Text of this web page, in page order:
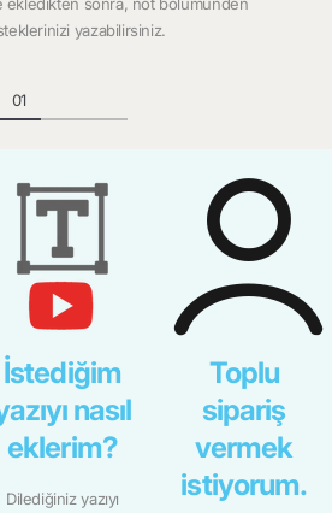
yazabilirsiniz.
İstediğim
nasıl
eklerim?
Dilediğiniz yazıyı
Toplu
sipariş
vermek
istiyorum.